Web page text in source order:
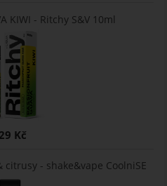
KIWI - Ritchy S&V 10ml
Kč
citrusy - shake&vape CoolniSE